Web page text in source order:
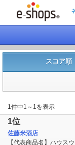
スコア順
1件中1～1を表示
1位
佐藤米酒店
【代表商品名】ハウス